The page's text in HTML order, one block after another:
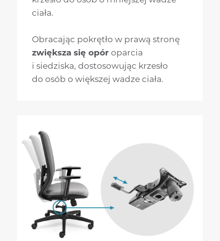
ciała.
Obracając pokrętło w prawą stronę
zwiększa się opór oparcia
i siedziska, dostosowując krzesło
do osób o większej wadze ciała.